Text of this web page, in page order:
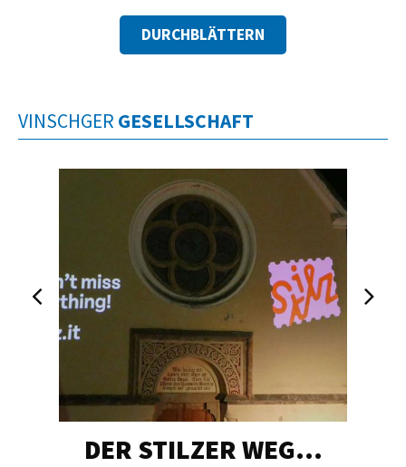
DURCHBLÄTTERN
VINSCHGER GESELLSCHAFT
DER STILZER WEG…